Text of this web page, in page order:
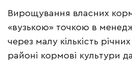
Вирощування власних
«вузькою» точкою в
через малу кількість
районі кормові культури